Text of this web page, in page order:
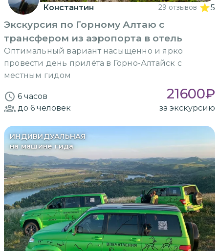
Константин 29 отзывов 5
Экскурсия по Горному Алтаю с
трансфером из аэропорта в отель
Оптимальный вариант насыщенно и ярко
провести день прилёта в Горно-Алтайск с
местным гидом
6 часов 21600₽
до 6 человек за экскурсию
ИНДИВИДУАЛЬНАЯ
на машине гида